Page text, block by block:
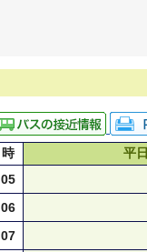
時 平日
05
06
07